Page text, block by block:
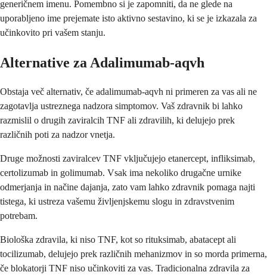
generičnem imenu. Pomembno si je zapomniti, da ne glede na
uporabljeno ime prejemate isto aktivno sestavino, ki se je izkazala za
učinkovito pri vašem stanju.
Alternative za Adalimumab-aqvh
Obstaja več alternativ, če adalimumab-aqvh ni primeren za vas ali ne
zagotavlja ustreznega nadzora simptomov. Vaš zdravnik bi lahko
razmislil o drugih zaviralcih TNF ali zdravilih, ki delujejo prek
različnih poti za nadzor vnetja.
Druge možnosti zaviralcev TNF vključujejo etanercept, infliksimab,
certolizumab in golimumab. Vsak ima nekoliko drugačne urnike
odmerjanja in načine dajanja, zato vam lahko zdravnik pomaga najti
tistega, ki ustreza vašemu življenjskemu slogu in zdravstvenim
potrebam.
Biološka zdravila, ki niso TNF, kot so rituksimab, abatacept ali
tocilizumab, delujejo prek različnih mehanizmov in so morda primerna,
če blokatorji TNF niso učinkoviti za vas. Tradicionalna zdravila za